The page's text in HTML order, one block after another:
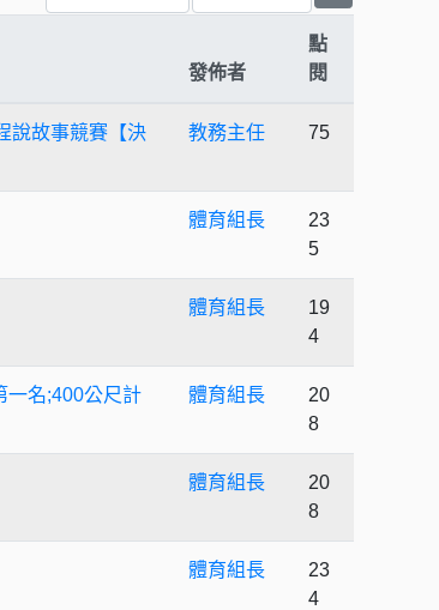
發佈者
點
閱
說故事競賽【決
教務主任 75
體育組長
23
5
體育組長
19
4
一名;400公尺計
體育組長
20
8
體育組長
20
8
體育組長
23
4